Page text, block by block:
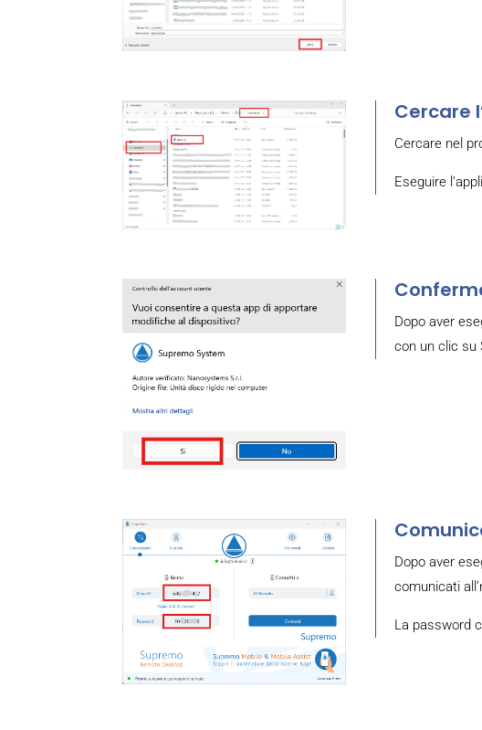
Cercare
Cercare nel
Eseguire
Dopo aver
con un clic su
Dopo aver
comunicati
La password